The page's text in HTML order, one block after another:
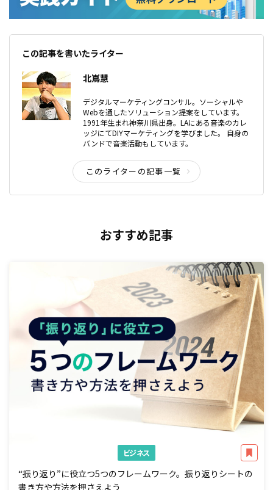
この記事を書いたライター
北嶌慧
デジタルマーケティングコンサル。ソーシャルや
Webを通したソリューション提案をしています。
1991年生まれ神奈川県出身。LAにある音楽のカレ
ッジにてDIYマーケティングを学びました。 自身の
バンドで音楽活動もしています。
このライターの記事一覧
おすすめ記事
ビジネス
“振り返り”に役立つ5つのフレームワーク。振り返りシートの
書き方や方法を押さえよう